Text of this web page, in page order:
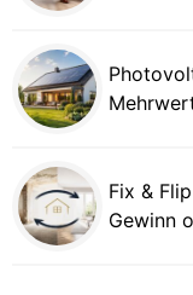
Fix &
Gewinn